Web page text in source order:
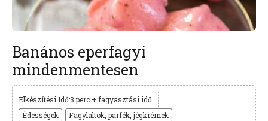
Banános eperfagyi
mindenmentesen
Elkészítési Idő:3 perc + fagyasztási idő
Édességek
Fagylaltok, parfék, jégkrémek